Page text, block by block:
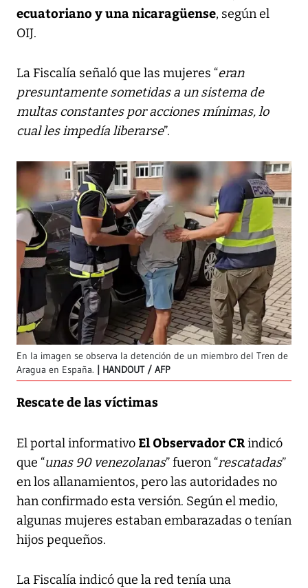
ecuatoriano y una nicaragüense, según el
OIJ.
La Fiscalía señaló que las mujeres “eran
presuntamente sometidas a un sistema de
multas constantes por acciones mínimas, lo
cual les impedía liberarse”.
En la imagen se observa la detención de un miembro del Tren de
Aragua en España.
HANDOUT / AFP
Rescate de las víctimas
El portal informativo El Observador CRindicó
que “unas 90 venezolanas” fueron “rescatadas”
en los allanamientos, pero las autoridades no
han confirmado esta versión. Según el medio,
algunas mujeres estaban embarazadas o tenían
hijos pequeños.
La Fiscalía indicó que la red tenía una